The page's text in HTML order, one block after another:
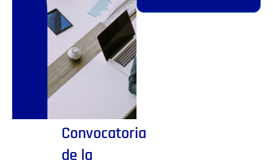
Convocatoria
de la